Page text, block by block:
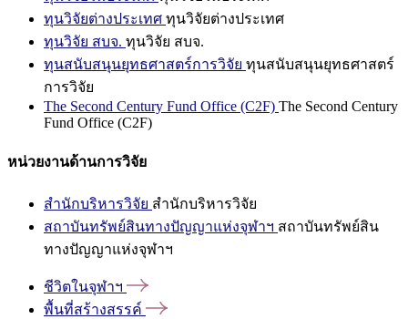
ทุนวิจัยต่างประเทศ ทุนวิจัยต่างประเทศ
ทุนวิจัย สบจ. ทุนวิจัย สบจ.
ทุนสนับสนุนยุทธศาสตร์การวิจัย ทุนสนับสนุนยุทธศาสตร์
การวิจัย
The Second Century Fund Office (C2F) The Second Century
Fund Office (C2F)
หน่วยงานด้านการวิจัย
สำนักบริหารวิจัย สำนักบริหารวิจัย
สถาบันทรัพย์สินทางปัญญาแห่งจุฬาฯ สถาบันทรัพย์สิน
ทางปัญญาแห่งจุฬาฯ
ชีวิตในจุฬาฯ
พื้นที่สร้างสรรค์